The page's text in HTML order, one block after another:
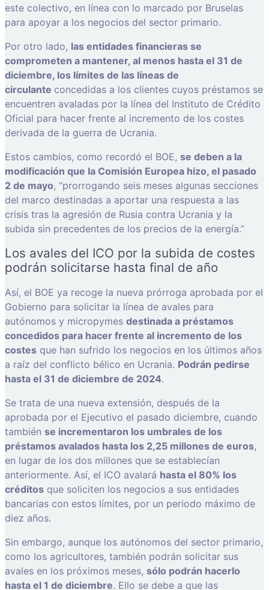
este colectivo, en línea con lo marcado por Bruselas
para apoyar a los negocios del sector primario.
Por otro lado, las entidades financieras se
comprometen a mantener, al menos hasta el 31 de
diciembre, los límites de las líneas de
circulante concedidas a los clientes cuyos préstamos se
encuentren avaladas por la línea del Instituto de Crédito
Oficial para hacer frente al incremento de los costes
derivada de la guerra de Ucrania.
Estos cambios, como recordó el BOE, se deben a la
modificación que la Comisión Europea hizo, el pasado
2 de mayo, “prorrogando seis meses algunas secciones
del marco destinadas a aportar una respuesta a las
crisis tras la agresión de Rusia contra Ucrania y la
subida sin precedentes de los precios de la energía.”
Los avales del ICO por la subida de costes
podrán solicitarse hasta final de año
Así, el BOE ya recoge la nueva prórroga aprobada por el
Gobierno para solicitar la línea de avales para
autónomos y micropymes destinada a préstamos
concedidos para hacer frente al incremento de los
costes que han sufrido los negocios en los últimos años
a raíz del conflicto bélico en Ucrania. Podrán pedirse
hasta el 31 de diciembre de 2024.
Se trata de una nueva extensión, después de la
aprobada por el Ejecutivo el pasado diciembre, cuando
también se incrementaron los umbrales de los
préstamos avalados hasta los 2,25 millones de euros,
en lugar de los dos millones que se establecían
anteriormente. Así, el ICO avalará hasta el 80% los
créditos que soliciten los negocios a sus entidades
bancarias con estos límites, por un periodo máximo de
diez años.
Sin embargo, aunque los autónomos del sector primario,
como los agricultores, también podrán solicitar sus
avales en los próximos meses, sólo podrán hacerlo
hasta el 1 de diciembre. Ello se debe a que las